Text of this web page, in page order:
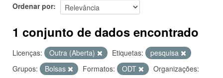
Ordenar por
1 conjunto de dados encontrado
Licenças: Outra (Aberta) Etiquetas:
pesquisa
Grupos:
Bolsas Formatos: ODT
Organizações: